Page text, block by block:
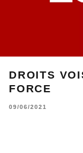
DROITS
FORCE
09/06/2021